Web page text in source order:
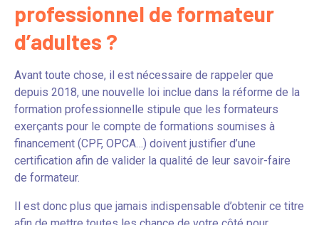
professionnel de formateur
d’adultes ?
Avant toute chose, il est nécessaire de rappeler que
depuis 2018, une nouvelle loi inclue dans la réforme de la
formation professionnelle stipule que les formateurs
exerçants pour le compte de formations soumises à
financement (CPF, OPCA…) doivent justifier d’une
certification afin de valider la qualité de leur savoir-faire
de formateur.
Il est donc plus que jamais indispensable d’obtenir ce titre